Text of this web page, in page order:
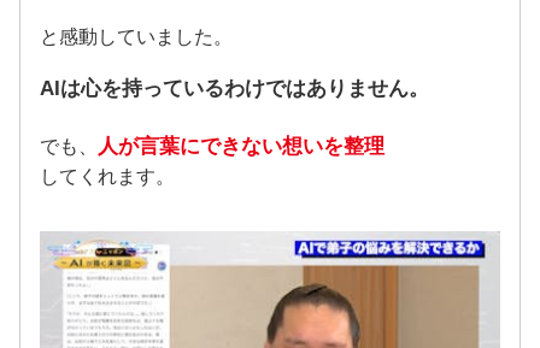
と感動していました。
AIは心を持っているわけではありません。
でも、 人が言葉にできない想いを整理
してくれます。